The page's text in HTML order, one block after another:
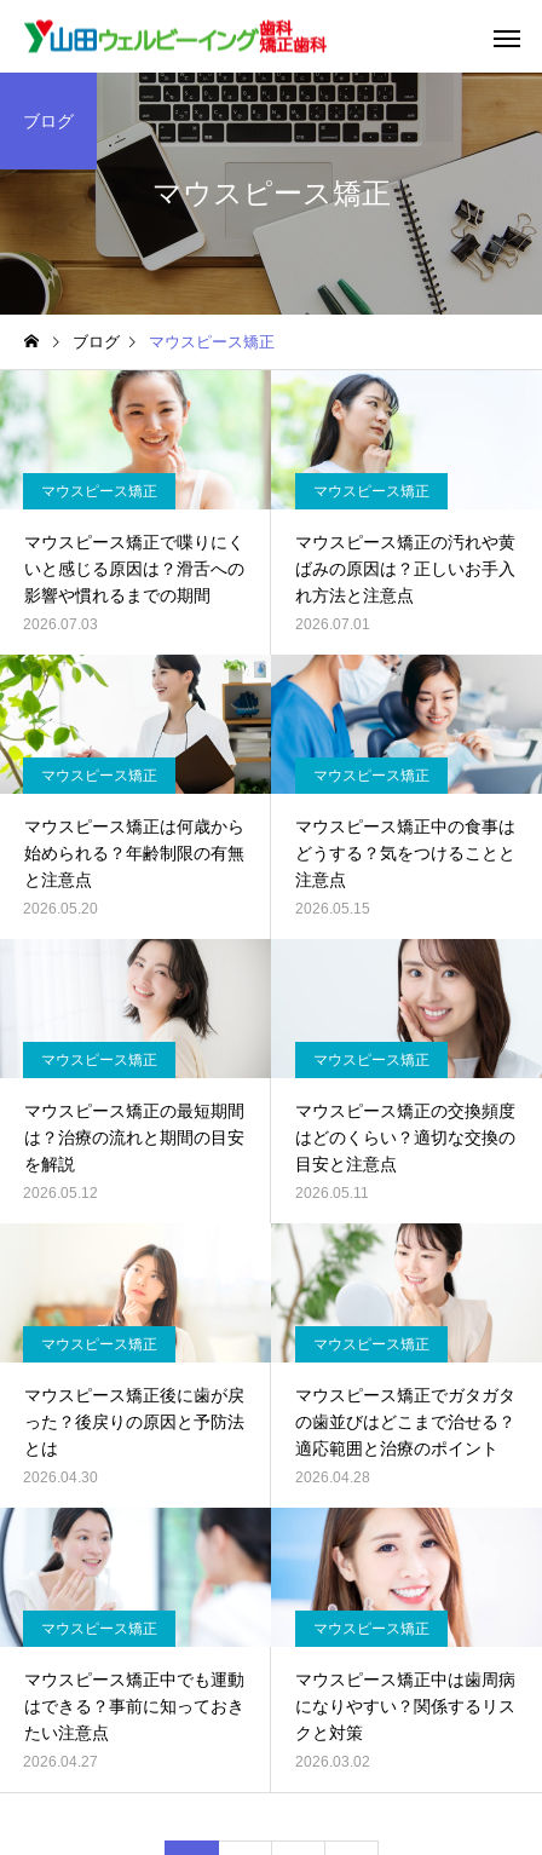
マウスピース矯正
ブログ
ブログ マウスピース矯正
マウスピース矯正
マウスピース矯正で喋りにく
いと感じる原因は？滑舌への
影響や慣れるまでの期間
2026.07.03
マウスピース矯正
マウスピース矯正の汚れや黄
ばみの原因は？正しいお手入
れ方法と注意点
2026.07.01
マウスピース矯正
マウスピース矯正は何歳から
始められる？年齢制限の有無
と注意点
2026.05.20
マウスピース矯正
マウスピース矯正中の食事は
どうする？気をつけることと
注意点
2026.05.15
マウスピース矯正
マウスピース矯正の最短期間
は？治療の流れと期間の目安
を解説
2026.05.12
マウスピース矯正
マウスピース矯正の交換頻度
はどのくらい？適切な交換の
目安と注意点
2026.05.11
マウスピース矯正
マウスピース矯正後に歯が戻
った？後戻りの原因と予防法
とは
2026.04.30
マウスピース矯正
マウスピース矯正でガタガタ
の歯並びはどこまで治せる？
適応範囲と治療のポイント
2026.04.28
マウスピース矯正
マウスピース矯正中でも運動
はできる？事前に知っておき
たい注意点
2026.04.27
マウスピース矯正
マウスピース矯正中は歯周病
になりやすい？関係するリス
クと対策
2026.03.02